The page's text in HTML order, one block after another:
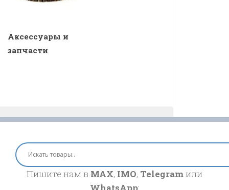
Аксессуары и
запчасти
Пишите нам в MAX, IMO, Telegramили
WhatsApp: